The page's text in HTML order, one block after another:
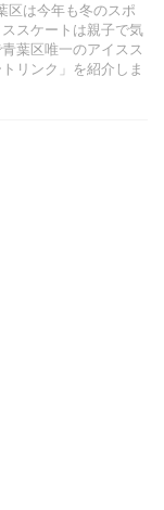
区は今年も冬のスポ
スケートは親子で気
葉区唯一のアイスス
リンク」を紹介しま